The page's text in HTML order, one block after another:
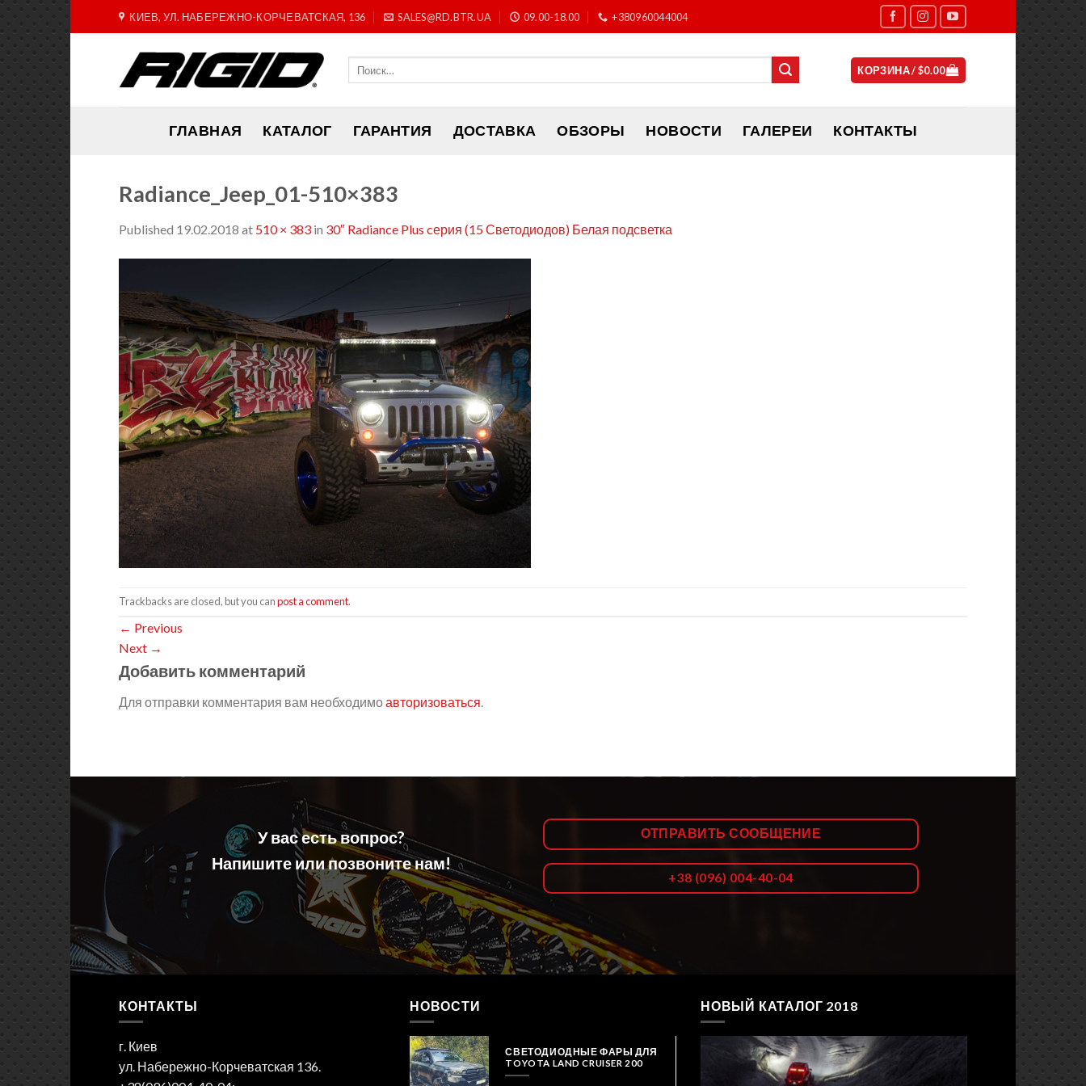
to
КИЕВ, УЛ. НАБЕРЕЖНО-КОРЧЕВАТСКАЯ, 136 SALES@RD.BTR.UA 09.00-18.00 +380960044004
КОРЗИНА /$0.00
ГЛАВНАЯ КАТАЛОГ ГАРАНТИЯ ДОСТАВКА ОБЗОРЫ НОВОСТИ ГАЛЕРЕИ КОНТАКТЫ
Radiance_Jeep_01-510×383
Published 19.02.2018 at 510 × 383 in 30″ Radiance Plus cерия (15 Светодиодов) Белая подсветка
Trackbacks are closed, but you canpost a comment.
← Previous
Next →
Добавить комментарий
Для отправки комментария вам необходимоавторизоваться
У вас есть вопрос?
Напишите или позвоните нам!
ОТПРАВИТЬ СООБЩЕНИЕ
+38 (096) 004-40-04
КОНТАКТЫ
г. Киев
ул. Набережно-Корчеватская 136.
НОВОСТИ
СВЕТОДИОДНЫЕ ФАРЫ ДЛЯ
TOYOTA LAND CRUISER 200
НОВЫЙ КАТАЛОГ 2018